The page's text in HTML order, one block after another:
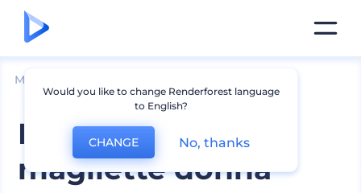
Mockup
Mockup design
magliette donna
Would you like to change Renderforest language
to English?
CHANGE No, thanks